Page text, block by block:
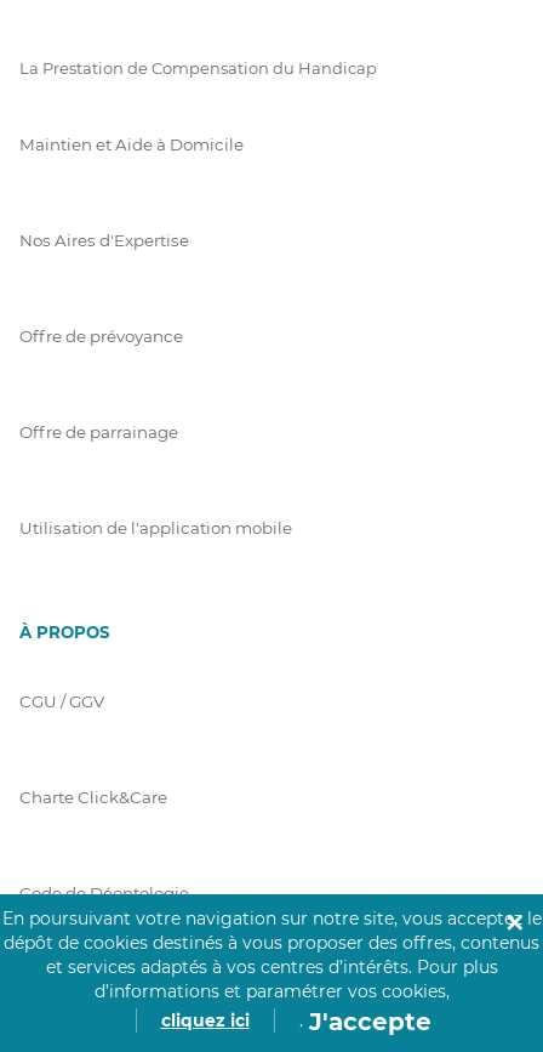
La Prestation de Compensation du Handicap
Maintien et Aide à Domicile
Nos Aires d'Expertise
Offre de prévoyance
Offre de parrainage
Utilisation de l'application mobile
À PROPOS
CGU / GGV
Charte Click&Care
Code de Déontologie
Mentions Légales
En poursuivant votre navigation sur notre site, vous acceptez le
dépôt de cookies destinés à vous proposer des offres, contenus
et services adaptés à vos centres d’intérêts. Pour plus
d’informations et paramétrer vos cookies,
cliquez ici
. J'accepte
✕